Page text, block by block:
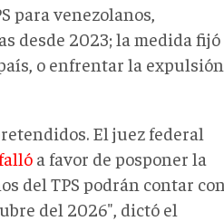
para venezolanos,
desde 2023; la medida fijó
o enfrentar la expulsión
El juez federal
falló a favor de posponer la
del TPS podrán contar con
del 2026", dictó el